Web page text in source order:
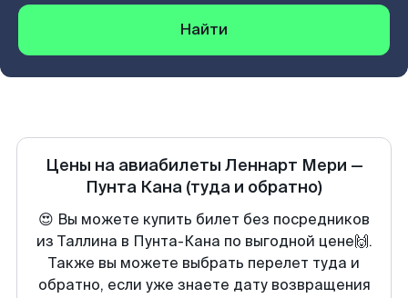
Найти
Цены на авиабилеты Леннарт Мери —
Пунта Кана (туда и обратно)
😍 Вы можете купить билет без посредников
из Таллина в Пунта-Кана по выгодной цене🙌.
Также вы можете выбрать перелет туда и
обратно, если уже знаете дату возвращения